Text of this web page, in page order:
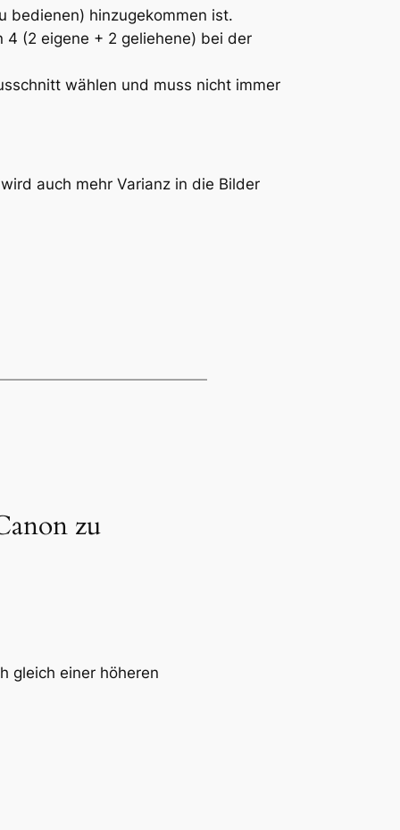
bedienen) hinzugekommen ist.
4 (2 eigene + 2 geliehene) bei der
wählen und muss nicht immer
auch mehr Varianz in die Bilder
zu
gleich einer höheren